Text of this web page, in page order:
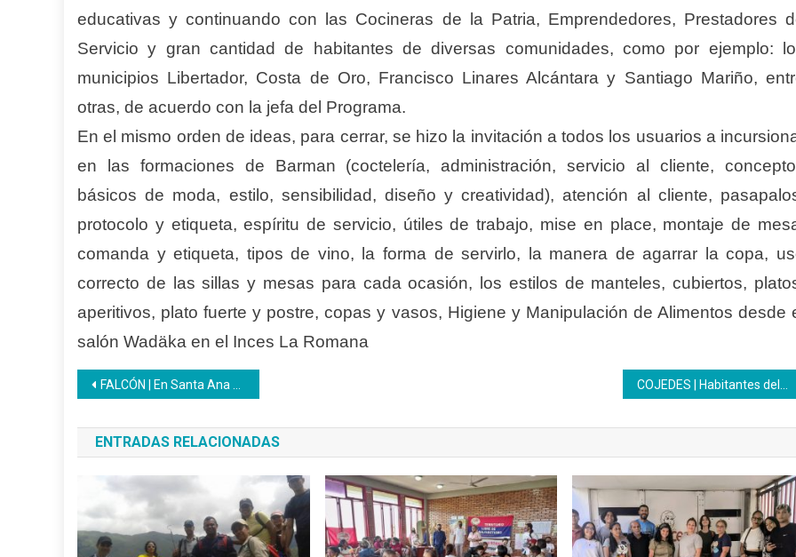
educativas y continuando con las Cocineras de la Patria, Emprendedores, Prestadores
Servicio y gran cantidad de habitantes de diversas comunidades, como por ejemplo:
municipios Libertador, Costa de Oro, Francisco Linares Alcántara y Santiago Mariño,
otras, de acuerdo con la jefa del Programa.
En el mismo orden de ideas, para cerrar, se hizo la invitación a todos los usuarios a
en las formaciones de Barman (coctelería, administración, servicio al cliente,
básicos de moda, estilo, sensibilidad, diseño y creatividad), atención al cliente,
protocolo y etiqueta, espíritu de servicio, útiles de trabajo, mise en place, montaje de
comanda y etiqueta, tipos de vino, la forma de servirlo, la manera de agarrar la copa,
correcto de las sillas y mesas para cada ocasión, los estilos de manteles, cubiertos,
aperitivos, plato fuerte y postre, copas y vasos, Higiene y Manipulación de Alimentos desde
salón Wadäka en el Inces La Romana
Navegación
de
entradas
FALCÓN | En Santa Ana aprenden el arte de la panificación
ENTRADAS RELACIONADAS